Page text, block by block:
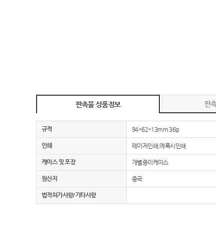
판촉물 상품정보 판
규격 94*62*13mm 36g
인쇄 레이저인쇄,에폭시인쇄
케이스 및 포장 개별종이케이스
원산지 중국
법적허가사항/기타사항